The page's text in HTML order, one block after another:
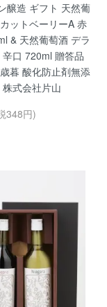
醸造 ギフト 天然葡
ットベーリーA 赤
& 天然葡萄酒 デラ
口 720ml 贈答品
暮 酸化防止剤無添
式会社片山
348円)